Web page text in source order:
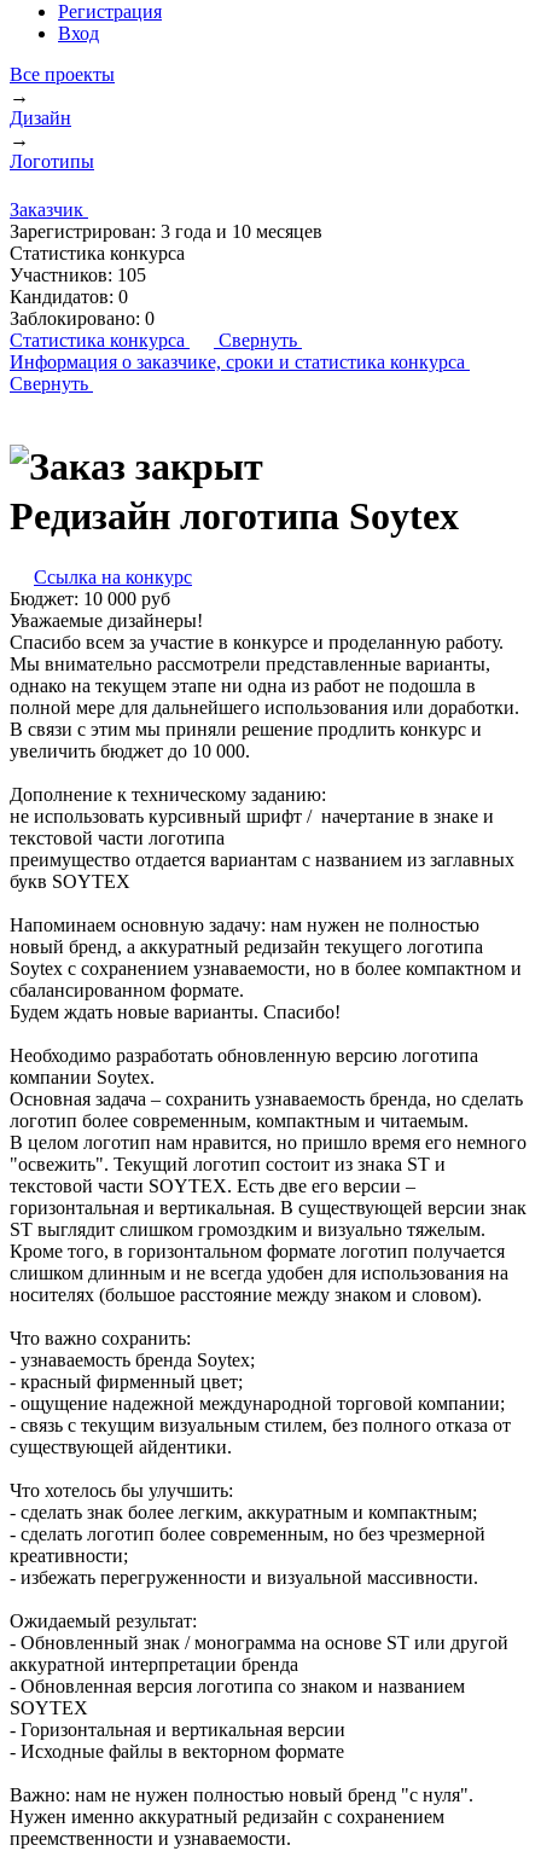
Регистрация
Вход
Все проекты
→
Дизайн
→
Логотипы
Заказчик
Зарегистрирован: 3 года и 10 месяцев
Статистика конкурса
Участников: 105
Кандидатов: 0
Заблокировано: 0
Статистика конкурса
Свернуть
Информация о заказчике, сроки и статистика конкурса
Свернуть
Редизайн логотипа Soytex
Ссылка на конкурс
Бюджет: 10 000 руб
Уважаемые дизайнеры!
Спасибо всем за участие в конкурсе и проделанную работу.
Мы внимательно рассмотрели представленные варианты,
однако на текущем этапе ни одна из работ не подошла в
полной мере для дальнейшего использования или доработки.
В связи с этим мы приняли решение продлить конкурс и
увеличить бюджет до 10 000.
Дополнение к техническому заданию:
не использовать курсивный шрифт / начертание в знаке и
текстовой части логотипа
преимущество отдается вариантам с названием из заглавных
букв SOYTEX
Напоминаем основную задачу: нам нужен не полностью
новый бренд, а аккуратный редизайн текущего логотипа
Soytex с сохранением узнаваемости, но в более компактном и
сбалансированном формате.
Будем ждать новые варианты. Спасибо!
Необходимо разработать обновленную версию логотипа
компании Soytex.
Основная задача – сохранить узнаваемость бренда, но сделать
логотип более современным, компактным и читаемым.
В целом логотип нам нравится, но пришло время его немного
"освежить". Текущий логотип состоит из знака ST и
текстовой части SOYTEX. Есть две его версии –
горизонтальная и вертикальная. В существующей версии знак
ST выглядит слишком громоздким и визуально тяжелым.
Кроме того, в горизонтальном формате логотип получается
слишком длинным и не всегда удобен для использования на
носителях (большое расстояние между знаком и словом).
Что важно сохранить:
- узнаваемость бренда Soytex;
- красный фирменный цвет;
- ощущение надежной международной торговой компании;
- связь с текущим визуальным стилем, без полного отказа от
существующей айдентики.
Что хотелось бы улучшить:
- сделать знак более легким, аккуратным и компактным;
- сделать логотип более современным, но без чрезмерной
креативности;
- избежать перегруженности и визуальной массивности.
Ожидаемый результат:
- Обновленный знак / монограмма на основе ST или другой
аккуратной интерпретации бренда
- Обновленная версия логотипа со знаком и названием
SOYTEX
- Горизонтальная и вертикальная версии
- Исходные файлы в векторном формате
Важно: нам не нужен полностью новый бренд "с нуля".
Нужен именно аккуратный редизайн с сохранением
преемственности и узнаваемости.